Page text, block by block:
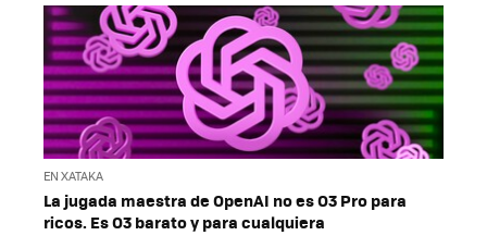
EN XATAKA
La jugada maestra de OpenAI no es O3 Pro para
ricos. Es O3 barato y para cualquiera